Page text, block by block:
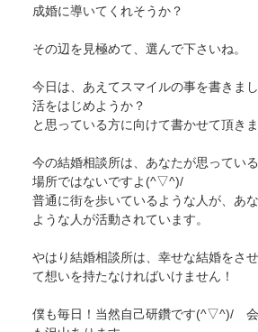
成婚に導いてくれそうか？
その辺を見極めて、選んで下さいね。
今日は、あえてスマイルの事を書きま
活をはじめようか？
と思っている方に向けて書かせて頂きま
今の結婚相談所は、あなたが思ってい
場所ではないですよ(^▽^)/
普通に街を歩いているような人が、あ
ような人が活動されています。
やはり結婚相談所は、幸せな結婚をさ
て想いを持たなければいけません！
僕も毎日！当然自己研鑽です(^▽^)/